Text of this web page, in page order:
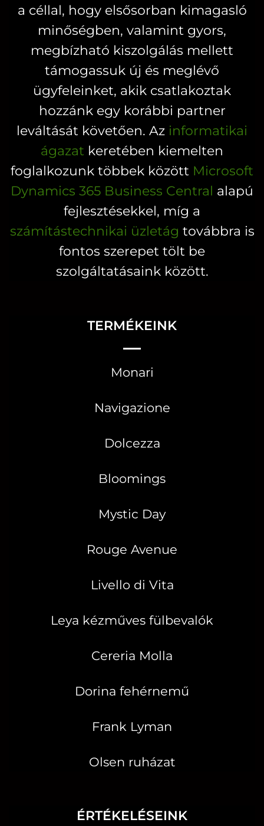
a
termékoldalon
választhatók
a céllal, hogy elsősorban kimagasló
minőségben, valamint gyors,
megbízható kiszolgálás mellett
támogassuk új és meglévő
ügyfeleinket, akik csatlakoztak
hozzánk egy korábbi partner
leváltását követően. Az informatikai
ágazat keretében kiemelten
foglalkozunk többek között Microsoft
Dynamics 365 Business Central alapú
fejlesztésekkel, míg a
számítástechnikai üzletág továbbra is
fontos szerepet tölt be
szolgáltatásaink között.
TERMÉKEINK
Monari
Navigazione
Dolcezza
Bloomings
Mystic Day
Rouge Avenue
Livello di Vita
Leya kézműves fülbevalók
Cereria Molla
Dorina fehérnemű
Frank Lyman
Olsen ruházat
ÉRTÉKELÉSEINK